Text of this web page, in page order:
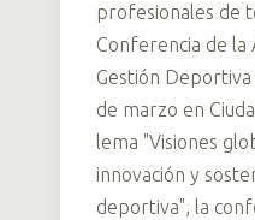
profesionales de
Conferencia de la
Gestión
de marzo en
lema "Visiones
innovación y
deportiva", la